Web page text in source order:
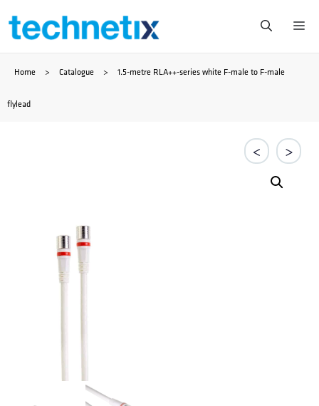
Zum
springen
Home > Catalogue > 1.5-metre RLA++-series white F-male to F-male
flylead
< >